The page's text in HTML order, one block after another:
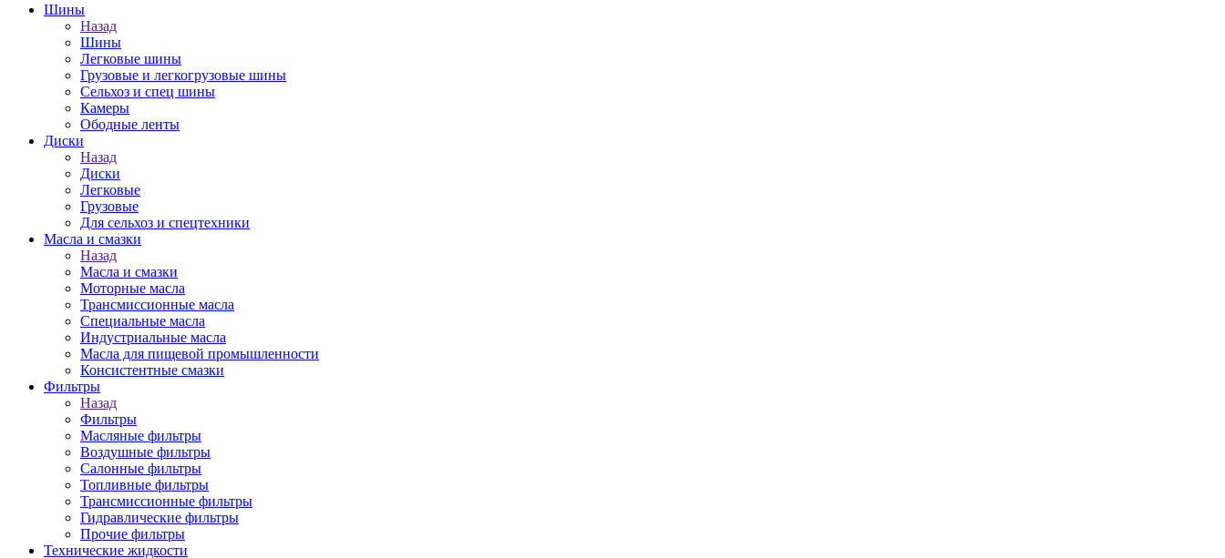
Шины
Назад
Шины
Легковые шины
Грузовые и легкогрузовые шины
Сельхоз и спец шины
Камеры
Ободные ленты
Диски
Назад
Диски
Легковые
Грузовые
Для сельхоз и спецтехники
Масла и смазки
Назад
Масла и смазки
Моторные масла
Трансмиссионные масла
Специальные масла
Индустриальные масла
Масла для пищевой промышленности
Консистентные смазки
Фильтры
Назад
Фильтры
Масляные фильтры
Воздушные фильтры
Салонные фильтры
Топливные фильтры
Трансмиссионные фильтры
Гидравлические фильтры
Прочие фильтры
Технические жидкости